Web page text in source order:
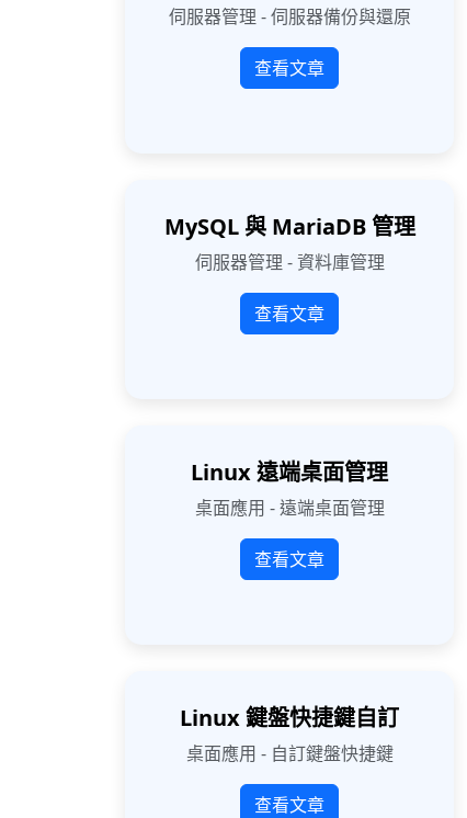
伺服器管理 - 伺服器備份與還原
查看文章
MySQL 與 MariaDB 管理
伺服器管理 - 資料庫管理
查看文章
Linux 遠端桌面管理
桌面應用 - 遠端桌面管理
查看文章
Linux 鍵盤快捷鍵自訂
桌面應用 - 自訂鍵盤快捷鍵
查看文章